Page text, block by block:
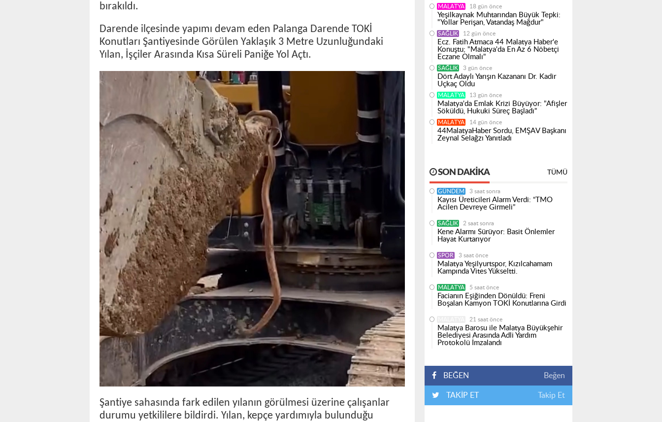
bırakıldı.
Darende ilçesinde yapımı devam eden Palanga Darende TOKİ
Konutları Şantiyesinde Görülen Yaklaşık 3 Metre Uzunluğundaki
Yılan, İşçiler Arasında Kısa Süreli Paniğe Yol Açtı.
Şantiye sahasında fark edilen yılanın görülmesi üzerine çalışanlar
durumu yetkililere bildirdi. Yılan, kepçe yardımıyla bulunduğu
MALATYA 18 gün önce
Yeşilkaynak Muhtarından Büyük Tepki:
"Yollar Perişan, Vatandaş Mağdur"
SAĞLIK 12 gün önce
Ecz. Fatih Atmaca 44 Malatya Haber'e
Konuştu; "Malatya'da En Az 6 Nöbetçi
Eczane Olmalı"
SAĞLIK 3 gün önce
Dört Adaylı Yarışın Kazananı Dr. Kadir
Uçkaç Oldu
MALATYA 13 gün önce
Malatya'da Emlak Krizi Büyüyor: "Afişler
Söküldü, Hukuki Süreç Başladı"
MALATYA 14 gün önce
44MalatyaHaber Sordu, EMŞAV Başkanı
Zeynal Selağzı Yanıtladı
SON DAKIKA TÜMÜ
GÜNDEM 3 saat sonra
Kayısı Üreticileri Alarm Verdi: “TMO
Acilen Devreye Girmeli”
SAĞLIK 2 saat sonra
Kene Alarmı Sürüyor: Basit Önlemler
Hayat Kurtarıyor
SPOR 3 saat önce
Malatya Yeşilyurtspor, Kızılcahamam
Kampında Vites Yükseltti.
MALATYA 5 saat önce
Facianın Eşiğinden Dönüldü: Freni
Boşalan Kamyon TOKİ Konutlarına Girdi
21 saat önce
Malatya Barosu ile Malatya Büyükşehir
Belediyesi Arasında Adli Yardım
Protokolü İmzalandı
BEĞEN Beğen
TAKİP ET Takip Et